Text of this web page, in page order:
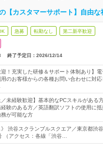
【カスタマーサポート】自由な
急募 転勤なし 第二新卒歓迎
終了予定日： 2026/12/14
迎！充実した研修＆サポート体制あり】
用のお客様からの各種お問い合わせに対
／未経験歓迎】基本的なPCスキルがある
験のある方／英語翻訳ソフトの使用に
務が可能な方
》 渋谷スクランブルスクエア／東京都渋
（アクセス：各線「渋谷…